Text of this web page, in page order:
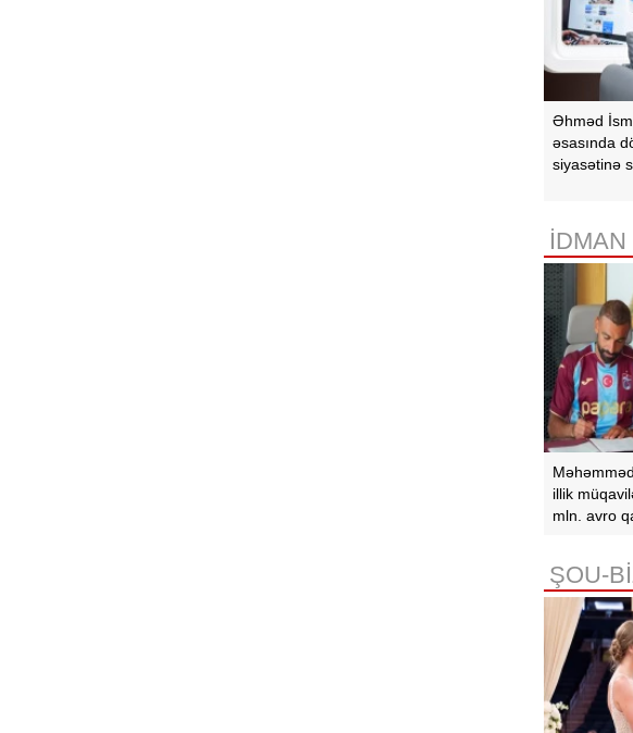
Əhməd
əsasında
siyasətinə
İDMAN
illik
mln. avro
ŞOU-